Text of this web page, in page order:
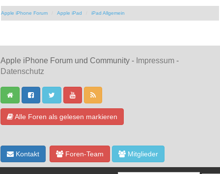
Apple iPhone Forum Apple iPad iPad Allgemein
Apple iPhone Forum und Community - Impressum -
Datenschutz
Alle Foren als gelesen markieren
Kontakt Foren-Team Mitglieder